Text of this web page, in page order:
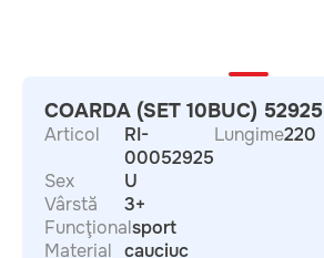
COARDA (SET 10BUC) 52925
Articol
RI-
00052925
Sex
U
Vârstă
3+
Funcţionalsport
Material cauciuc
Lungime220